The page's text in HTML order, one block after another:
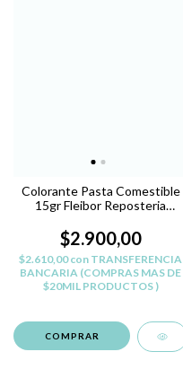
Colorante Pasta Comestible
15gr Fleibor Reposteria
$2.900,00
$2.610,00con TRANSFERENCIA
BANCARIA (COMPRAS MAS DE
$20MIL PRODUCTOS )